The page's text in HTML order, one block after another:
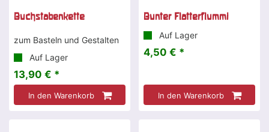
Buchstabenkette
zum Basteln und Gestalten
Auf Lager
13,90 € *
In den Warenkorb
Bunter Flatterflummi
Auf Lager
4,50 € *
In den Warenkorb